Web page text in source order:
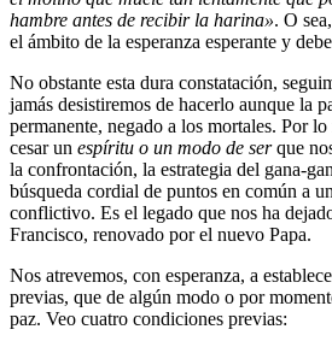
hambre antes de recibir la harina». O
el ámbito de la esperanza esperante y
No obstante esta dura constatación,
jamás desistiremos de hacerlo aunque la
permanente, negado a los mortales. Por
cesar un espíritu o un modo de serque
la confrontación, la estrategia del gana-
búsqueda cordial de puntos en común a
conflictivo. Es el legado que nos ha
Francisco, renovado por el nuevo Papa.
Nos atrevemos, con esperanza, a
previas, que de algún modo o por
paz. Veo cuatro condiciones previas: